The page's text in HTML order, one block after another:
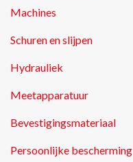
Machines
Schuren en slijpen
Hydrauliek
Meetapparatuur
Bevestigingsmateriaal
Persoonlijke bescherming